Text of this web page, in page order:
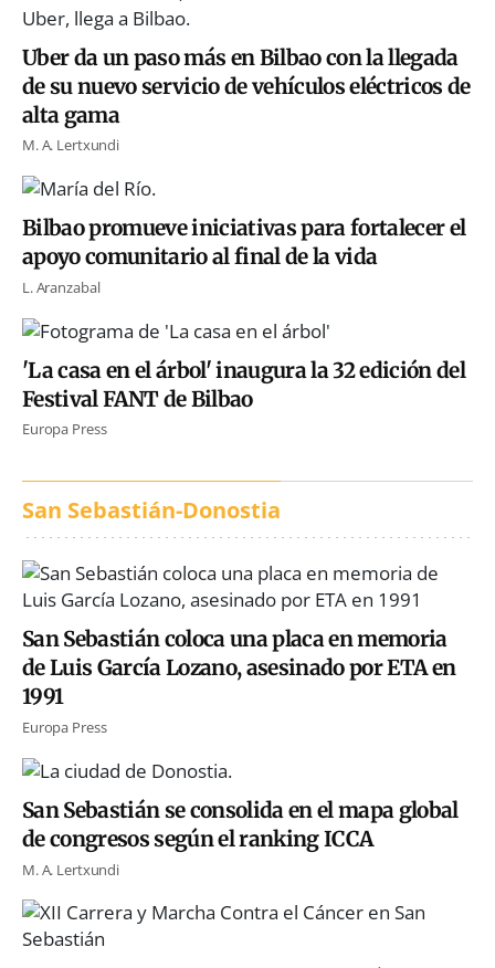
Uber da un paso más en Bilbao con la llegada
de su nuevo servicio de vehículos eléctricos de
alta gama
M. A. Lertxundi
Bilbao promueve iniciativas para fortalecer el
apoyo comunitario al final de la vida
L. Aranzabal
'La casa en el árbol' inaugura la 32 edición del
Festival FANT de Bilbao
Europa Press
San Sebastián-Donostia
San Sebastián coloca una placa en memoria
de Luis García Lozano, asesinado por ETA en
1991
Europa Press
San Sebastián se consolida en el mapa global
de congresos según el ranking ICCA
M. A. Lertxundi